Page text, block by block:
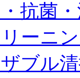
抗菌
ーニ
ブル